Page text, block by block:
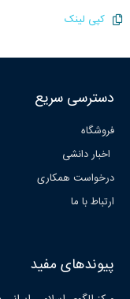
کپی لینک
دسترسی سریع
فروشگاه
اخبار دانشی
درخواست همکاری
ارتباط با ما
پیوندهای مفید